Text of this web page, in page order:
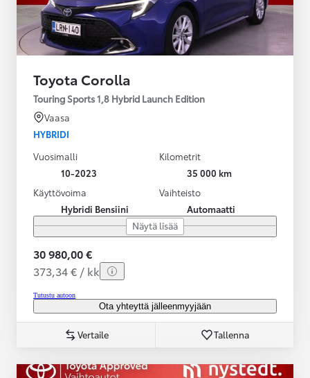
Toyota Corolla
Touring Sports 1,8 Hybrid Launch Edition
Vaasa
HYBRIDI
Vuosimalli
10-2023
Kilometrit
35 000 km
Käyttövoima
Hybridi Bensiini
Vaihteisto
Automaatti
Näytä lisää
30 980,00 €
373,34 € / kk
Tutustu autoon
Ota yhteyttä jälleenmyyjään
Vertaile Tallenna